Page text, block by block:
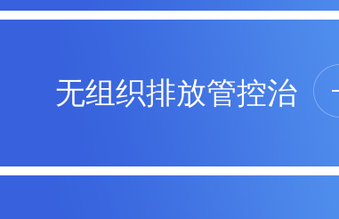
无组织排放管控治